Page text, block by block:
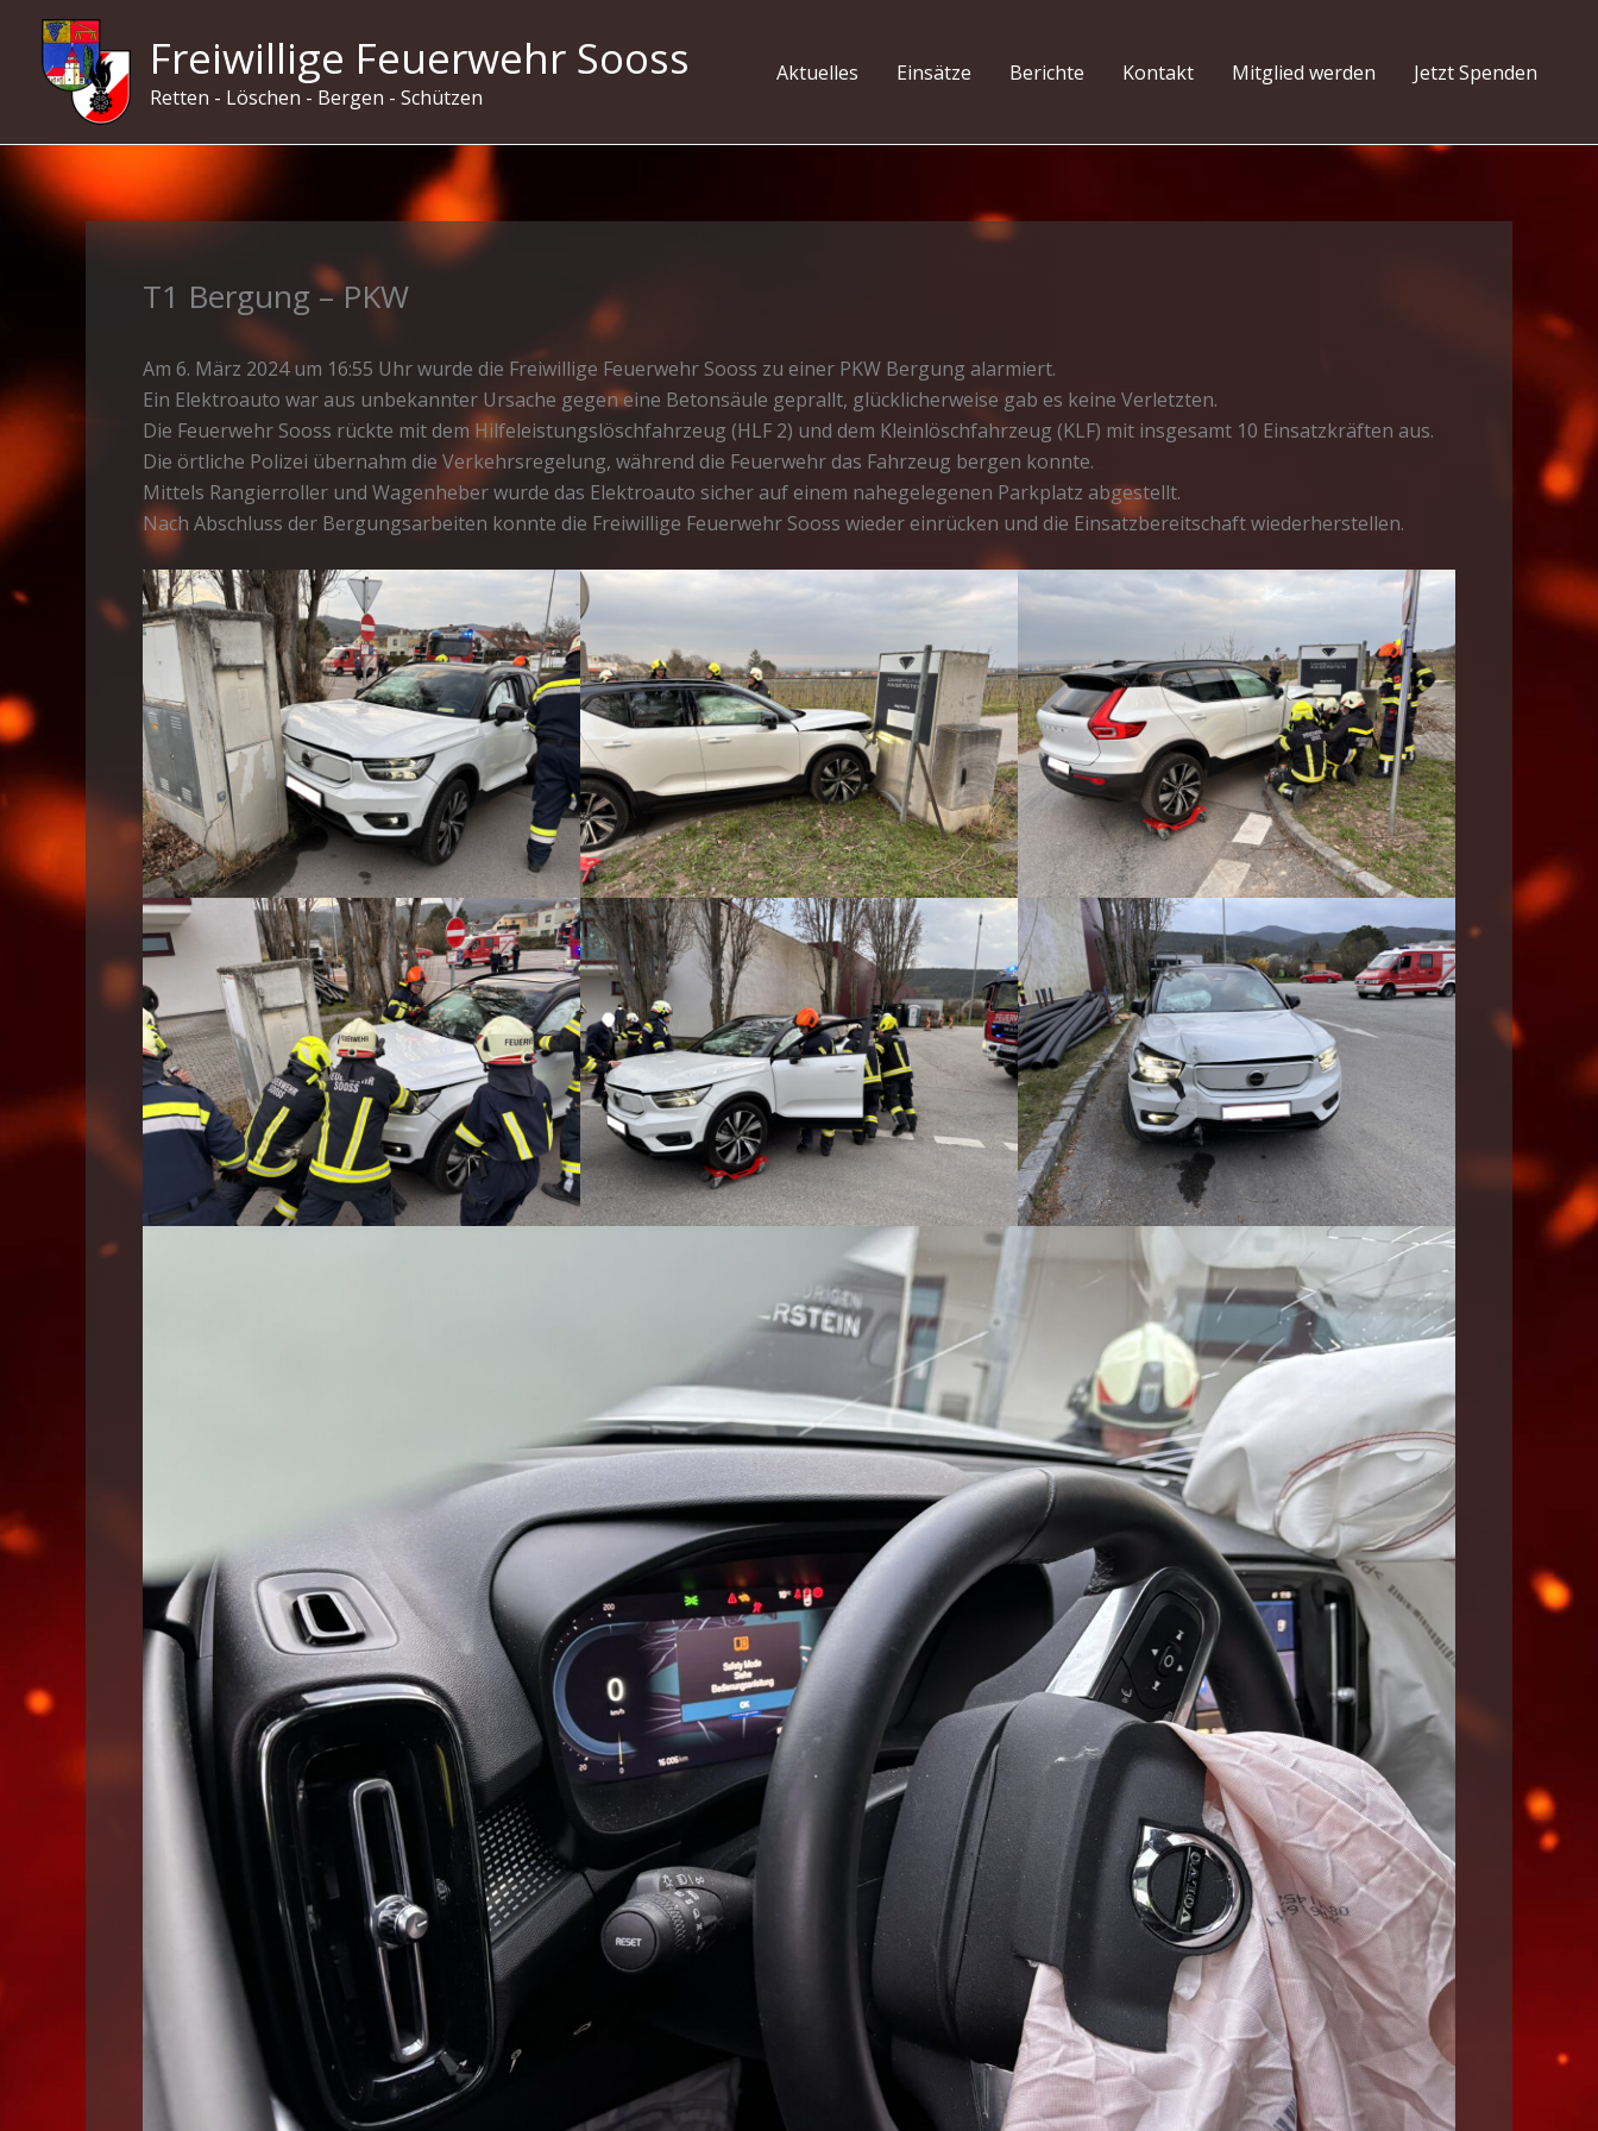
Inhalt
springen
Freiwillige Feuerwehr Sooss
Retten - Löschen - Bergen - Schützen
Aktuelles Einsätze Berichte Kontakt Mitglied werden Jetzt Spenden
T1 Bergung – PKW
Am 6. März 2024 um 16:55 Uhr wurde die Freiwillige Feuerwehr Sooss zu einer PKW Bergung alarmiert.
Ein Elektroauto war aus unbekannter Ursache gegen eine Betonsäule geprallt, glücklicherweise gab es keine Verletzten.
Die Feuerwehr Sooss rückte mit dem Hilfeleistungslöschfahrzeug (HLF 2) und dem Kleinlöschfahrzeug (KLF) mit insgesamt 10 Einsatzkräften aus.
Die örtliche Polizei übernahm die Verkehrsregelung, während die Feuerwehr das Fahrzeug bergen konnte.
Mittels Rangierroller und Wagenheber wurde das Elektroauto sicher auf einem nahegelegenen Parkplatz abgestellt.
Nach Abschluss der Bergungsarbeiten konnte die Freiwillige Feuerwehr Sooss wieder einrücken und die Einsatzbereitschaft wiederherstellen.